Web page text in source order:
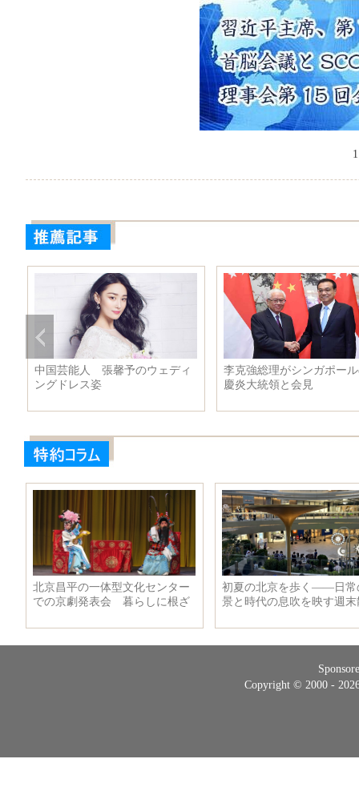
1
抗日戦争の
地下鉄建設ブームを迎える中
国、今年の投資総額は3000億元
李克強総理
本部で演説
Copyright © 2000 -